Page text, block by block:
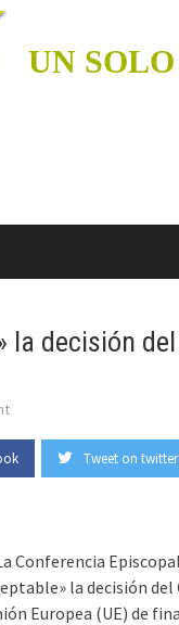
UN
la decisión
Tweet on twitter
Conferencia
la decisión del
Europea (UE) de